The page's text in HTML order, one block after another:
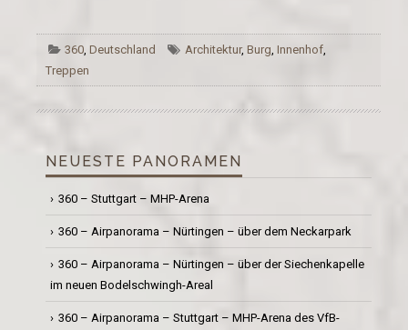
360 ,Deutschland Architektur, Burg Innenhof,
Treppen
NEUESTE PANORAMEN
360 – Stuttgart – MHP-Arena
360 – Airpanorama – Nürtingen – über dem Neckarpark
360 – Airpanorama – Nürtingen – über der Siechenkapelle
im neuen Bodelschwingh-Areal
360 – Airpanorama – Stuttgart – MHP-Arena des VfB-